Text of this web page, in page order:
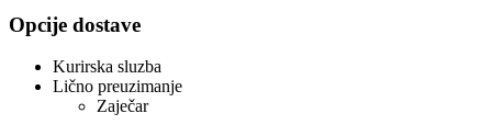
Opcije dostave
Kurirska sluzba
Lično preuzimanje
Zaječar